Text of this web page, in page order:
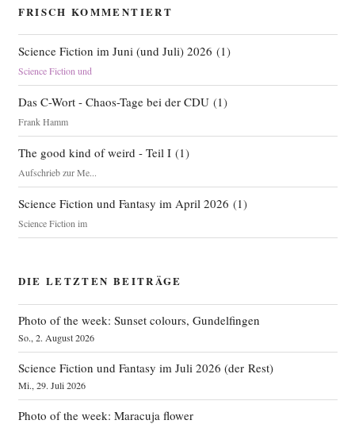
FRISCH KOMMENTIERT
Science Fiction im Juni (und Juli) 2026 (1)
Science Fiction und
Das C-Wort - Chaos-Tage bei der CDU(1)
Frank Hamm
The good kind of weird - Teil I(1)
Aufschrieb zur Me...
Science Fiction und Fantasy im April 2026 (1)
Science Fiction im
DIE LETZTEN BEITRÄGE
Photo of the week: Sunset colours, Gundelfingen
So., 2. August 2026
Science Fiction und Fantasy im Juli 2026 (der Rest)
Mi., 29. Juli 2026
Photo of the week: Maracuja flower